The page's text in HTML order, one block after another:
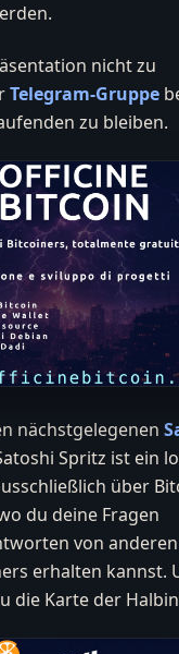
nicht zu
Telegram-Gruppe
zu bleiben.
nächstgelegenen
Spritz ist ein
über
du deine Fragen
von anderen
erhalten kannst.
die Karte der